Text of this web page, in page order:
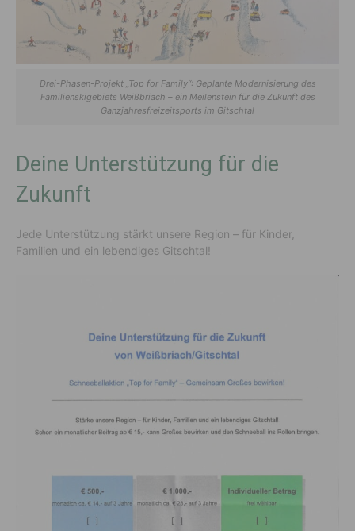
Drei-Phasen-Projekt „Top for Family“: Geplante Modernisierung des
Familienskigebiets Weißbriach – ein Meilenstein für die Zukunft des
Ganzjahresfreizeitsports im Gitschtal
Deine Unterstützung für die
Zukunft
Jede Unterstützung stärkt unsere Region – für Kinder,
Familien und ein lebendiges Gitschtal!